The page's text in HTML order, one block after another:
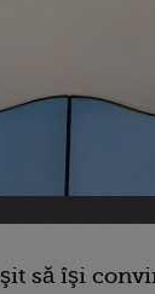
să îşi